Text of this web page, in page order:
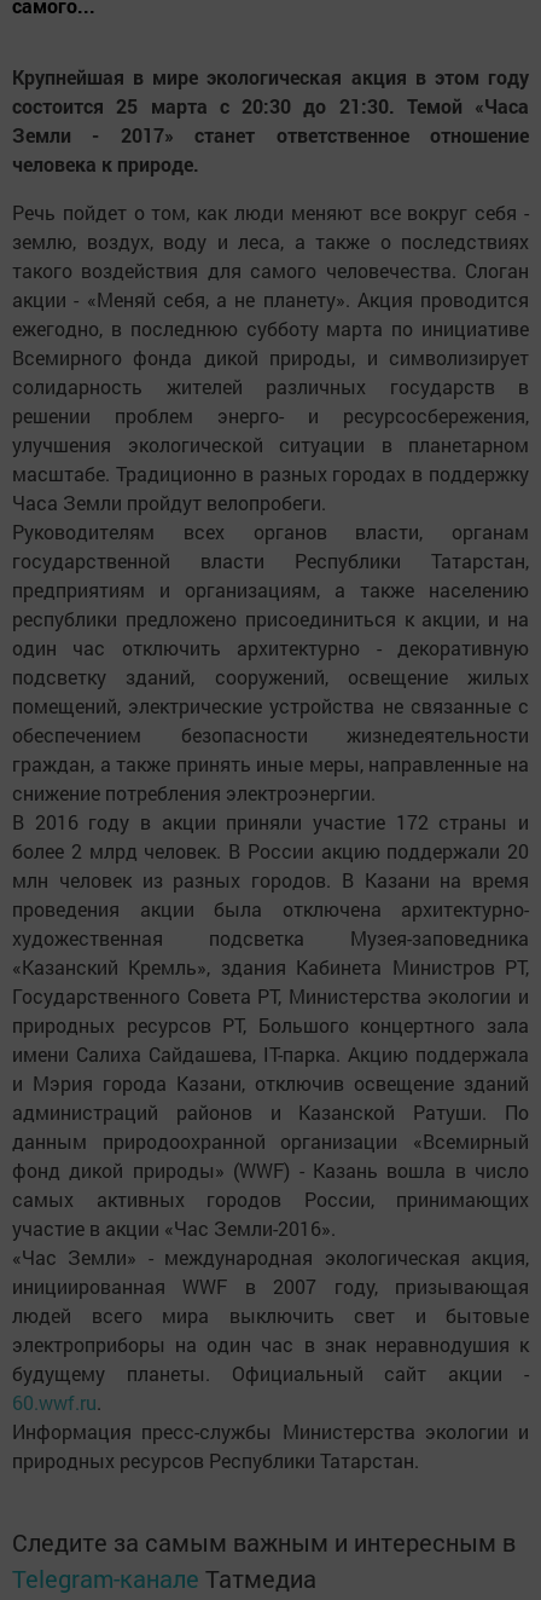
самого...
Крупнейшая в мире экологическая акция в этом году
состоится 25 марта с 20:30 до 21:30. Темой «Часа
Земли - 2017» станет ответственное отношение
человека к природе.
Речь пойдет о том, как люди меняют все вокруг себя -
землю, воздух, воду и леса, а также о последствиях
такого воздействия для самого человечества. Слоган
акции - «Меняй себя, а не планету». Акция проводится
ежегодно, в последнюю субботу марта по инициативе
Всемирного фонда дикой природы, и символизирует
солидарность жителей различных государств в
решении проблем энерго- и ресурсосбережения,
улучшения экологической ситуации в планетарном
масштабе. Традиционно в разных городах в поддержку
Часа Земли пройдут велопробеги.
Руководителям всех органов власти, органам
государственной власти Республики Татарстан,
предприятиям и организациям, а также населению
республики предложено присоединиться к акции, и на
один час отключить архитектурно - декоративную
подсветку зданий, сооружений, освещение жилых
помещений, электрические устройства не связанные с
обеспечением безопасности жизнедеятельности
граждан, а также принять иные меры, направленные на
снижение потребления электроэнергии.
В 2016 году в акции приняли участие 172 страны и
более 2 млрд человек. В России акцию поддержали 20
млн человек из разных городов. В Казани на время
проведения акции была отключена архитектурно-
художественная подсветка Музея-заповедника
«Казанский Кремль», здания Кабинета Министров РТ,
Государственного Совета РТ, Министерства экологии и
природных ресурсов РТ, Большого концертного зала
имени Салиха Сайдашева, IТ-парка. Акцию поддержала
и Мэрия города Казани, отключив освещение зданий
администраций районов и Казанской Ратуши. По
данным природоохранной организации «Всемирный
фонд дикой природы» (WWF) - Казань вошла в число
самых активных городов России, принимающих
участие в акции «Час Земли-2016».
«Час Земли» - международная экологическая акция,
инициированная WWF в 2007 году, призывающая
людей всего мира выключить свет и бытовые
электроприборы на один час в знак неравнодушия к
будущему планеты. Официальный сайт акции -
60.wwf.ru.
Информация пресс-службы Министерства экологии и
природных ресурсов Республики Татарстан.
Следите за самым важным и интересным в
Telegram-канале Татмедиа